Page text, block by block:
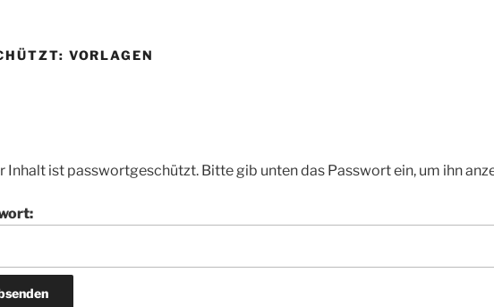
VORLAGEN
Inhalt ist passwortgeschützt. Bitte gib unten das Passwort ein, um ihn